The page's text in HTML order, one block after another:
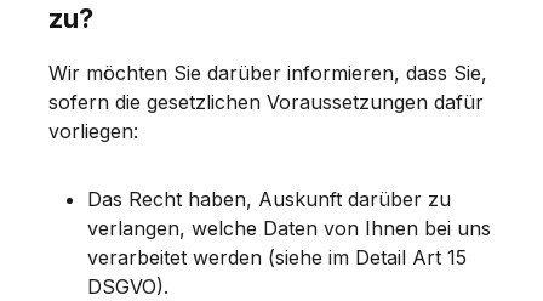
zu?
Wir möchten Sie darüber informieren, dass Sie,
sofern die gesetzlichen Voraussetzungen dafür
vorliegen:
Das Recht haben, Auskunft darüber zu
verlangen, welche Daten von Ihnen bei uns
verarbeitet werden (siehe im Detail Art 15
DSGVO).